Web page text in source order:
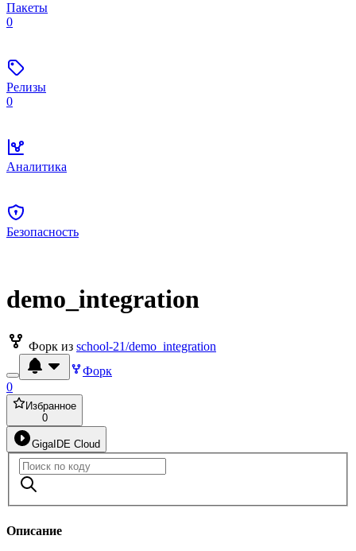
Пакеты
0
Релизы
0
Аналитика
Безопасность
demo_integration
Форк из school-21/demo_integration
Форк
0
Избранное
0
GigaIDE Cloud
Описание